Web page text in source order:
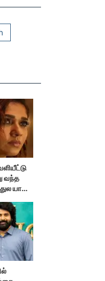
வந்த
யாரு